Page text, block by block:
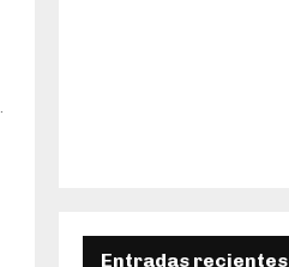
Entradas recientes